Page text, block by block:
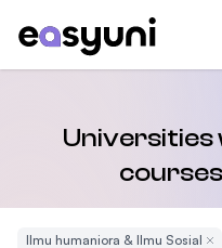
Universities
Ilmu humaniora & Ilmu Sosial